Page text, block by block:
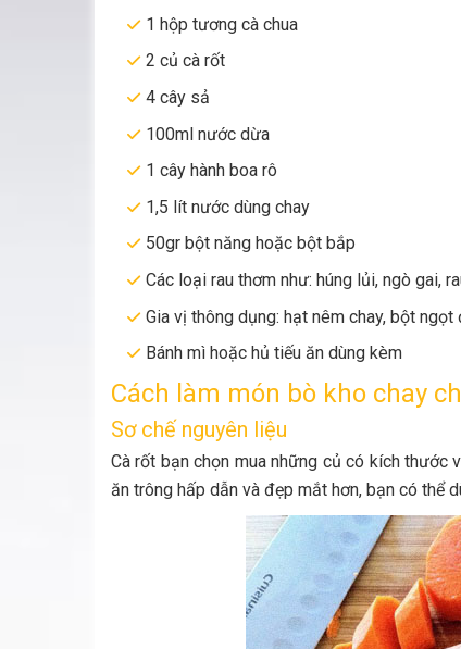
1 hộp tương cà chua
2 củ cà rốt
4 cây sả
100ml nước dừa
1 cây hành boa rô
1,5 lít nước dùng chay
50gr bột năng hoặc bột bắp
Các loại rau thơm như: húng lủi, ngò gai,
Gia vị thông dụng: hạt nêm chay, bột
Bánh mì hoặc hủ tiếu ăn dùng kèm
Cách làm món bò kho chay
Sơ chế nguyên liệu
Cà rốt bạn chọn mua những củ có kích thước
ăn trông hấp dẫn và đẹp mắt hơn, bạn có thể